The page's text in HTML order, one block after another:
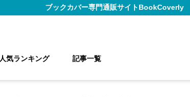
ブックカバー専門通販サイトBookCoverly
人気ランキング 記事一覧